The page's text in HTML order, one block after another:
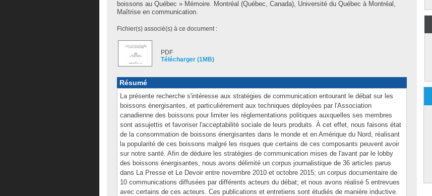
boissons au Québec » Mémoire. Montréal (Québec, Canada), Université du Québec à Montréal,
Maîtrise en communication.
Fichier(s) associé(s) à ce document :
PDF
Télécharger (1MB)
Résumé
La présente recherche s'intéresse aux stratégies de communication entourant le débat sur les
boissons énergisantes, et particulièrement aux techniques déployées par l'Association
canadienne des boissons pour limiter les réglementations politiques auxquelles ses membres
sont assujettis et favoriser l'acceptabilité sociale de leurs produits. À cet effet, nous faisons état
de la consommation de boissons énergisantes dans le monde et en Amérique du Nord, réalisant
la popularité de ces boissons malgré les risques que certains de ces composants peuvent avoir
sur notre santé. Afin de déduire les stratégies de communication mises de l'avant par le lobby
des boissons énergisantes, nous avons délimité un corpus journalistique de 36 articles parus
dans La Presse et Le Devoir entre novembre 2010 et octobre 2015; un corpus documentaire de
10 communications diffusées par différents acteurs du débat; et nous avons réalisé 5 entrevues
avec certains de ces acteurs. Ces publications et entretiens sont étudiés de manière inductive.